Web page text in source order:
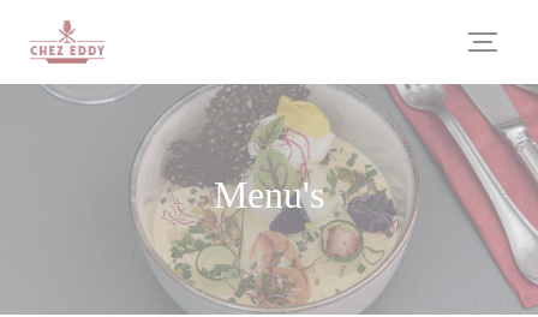
Cookies beheer paneel
Menu's